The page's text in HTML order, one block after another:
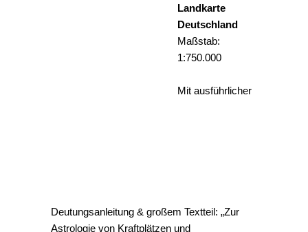
Landkarte
Deutschland
Maßstab:
1:750.000
Mit ausführlicher
Deutungsanleitung & großem Textteil: „Zur
Astrologie von Kraftplätzen und